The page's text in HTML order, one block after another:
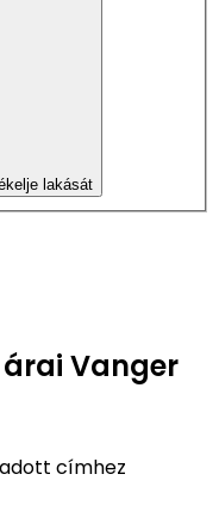
lakását
Vanger
címhez